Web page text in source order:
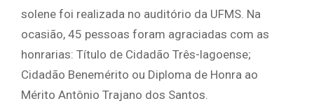
solene foi realizada no auditório da UFMS. Na
ocasião, 45 pessoas foram agraciadas com as
honrarias: Título de Cidadão Três-lagoense;
Cidadão Benemérito ou Diploma de Honra ao
Mérito Antônio Trajano dos Santos.